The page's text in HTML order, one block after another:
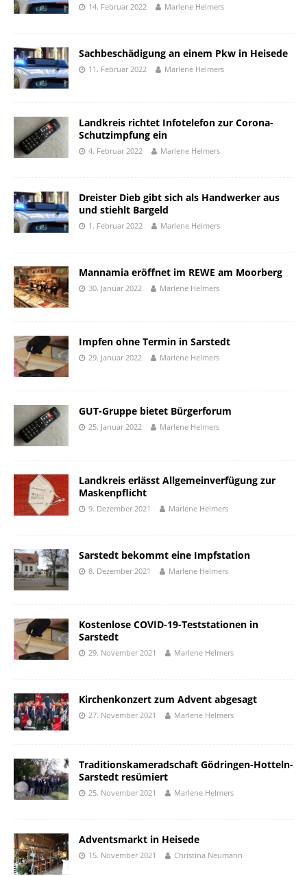
14. Februar 2022 Marlene Helmers
Sachbeschädigung an einem Pkw in Heisede
11. Februar 2022 Marlene Helmers
Landkreis richtet Infotelefon zur Corona-
Schutzimpfung ein
4. Februar 2022 Marlene Helmers
Dreister Dieb gibt sich als Handwerker aus
und stiehlt Bargeld
1. Februar 2022 Marlene Helmers
Mannamia eröffnet im REWE am Moorberg
30. Januar 2022 Marlene Helmers
Impfen ohne Termin in Sarstedt
29. Januar 2022 Marlene Helmers
GUT-Gruppe bietet Bürgerforum
25. Januar 2022 Marlene Helmers
Landkreis erlässt Allgemeinverfügung zur
Maskenpflicht
9. Dezember 2021 Marlene Helmers
Sarstedt bekommt eine Impfstation
8. Dezember 2021 Marlene Helmers
Kostenlose COVID-19-Teststationen in
Sarstedt
29. November 2021 Marlene Helmers
Kirchenkonzert zum Advent abgesagt
27. November 2021 Marlene Helmers
Traditionskameradschaft Gödringen-Hotteln-
Sarstedt resümiert
25. November 2021 Marlene Helmers
Adventsmarkt in Heisede
15. November 2021 Christina Neumann